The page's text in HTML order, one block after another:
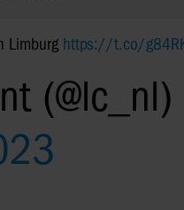
Limburg https://t.co/
(@lc_nl)